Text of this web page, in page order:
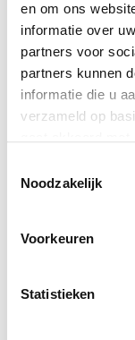
en om ons
informatie over
partners voor
partners kunnen
informatie die u
verzameld op
Noodzakelijk
Voorkeuren
Statistieken